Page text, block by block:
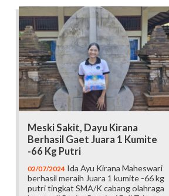
Meski Sakit, Dayu Kirana
Berhasil Gaet Juara 1 Kumite
-66 Kg Putri
02/07/2024 Ida Ayu Kirana Maheswari
berhasil meraih Juara 1 kumite -66 kg
putri tingkat SMA/K cabang olahraga